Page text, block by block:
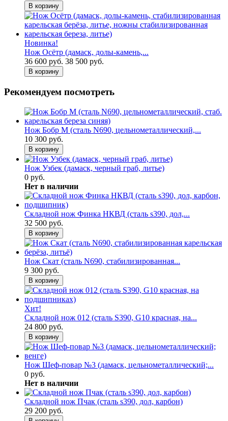
В корзину
Новинка!
Нож Осётр (дамаск, долы-камень,...
36 600 руб. 38 500 руб.
В корзину
Рекомендуем посмотреть
Нож Бобр М (сталь N690, цельнометаллический,...
10 300 руб.
В корзину
Нож Узбек (дамаск, черный граб, литье)
0 руб.
Нет в наличии
Складной нож Финка НКВД (сталь s390, дол,...
32 500 руб.
В корзину
Нож Скат (сталь N690, стабилизированная...
9 300 руб.
В корзину
Хит!
Складной нож 012 (сталь S390, G10 красная, на...
24 800 руб.
В корзину
Нож Шеф-повар №3 (дамаск, цельнометаллический;...
0 руб.
Нет в наличии
Складной нож Пчак (сталь s390, дол, карбон)
29 200 руб.